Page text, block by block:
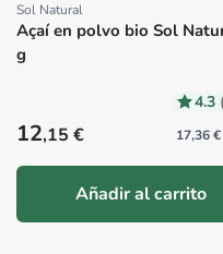
Proveedor:
Sol Natural
Açaí en polvo bio Sol
g
4.3
Precio habitual
12,15 € 17,36
Añadir al carrito